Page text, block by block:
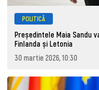
POLITICĂ
Președintele Maia Sandu
Finlanda și Letonia
30 martie 2026, 10:30